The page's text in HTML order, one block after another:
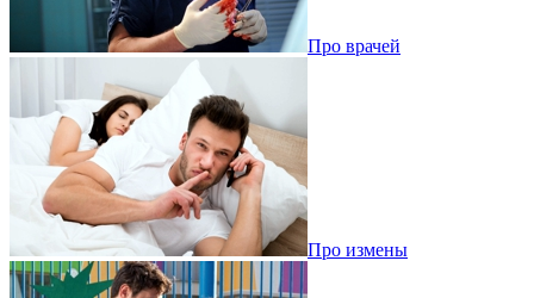
Про врачей
Про измены